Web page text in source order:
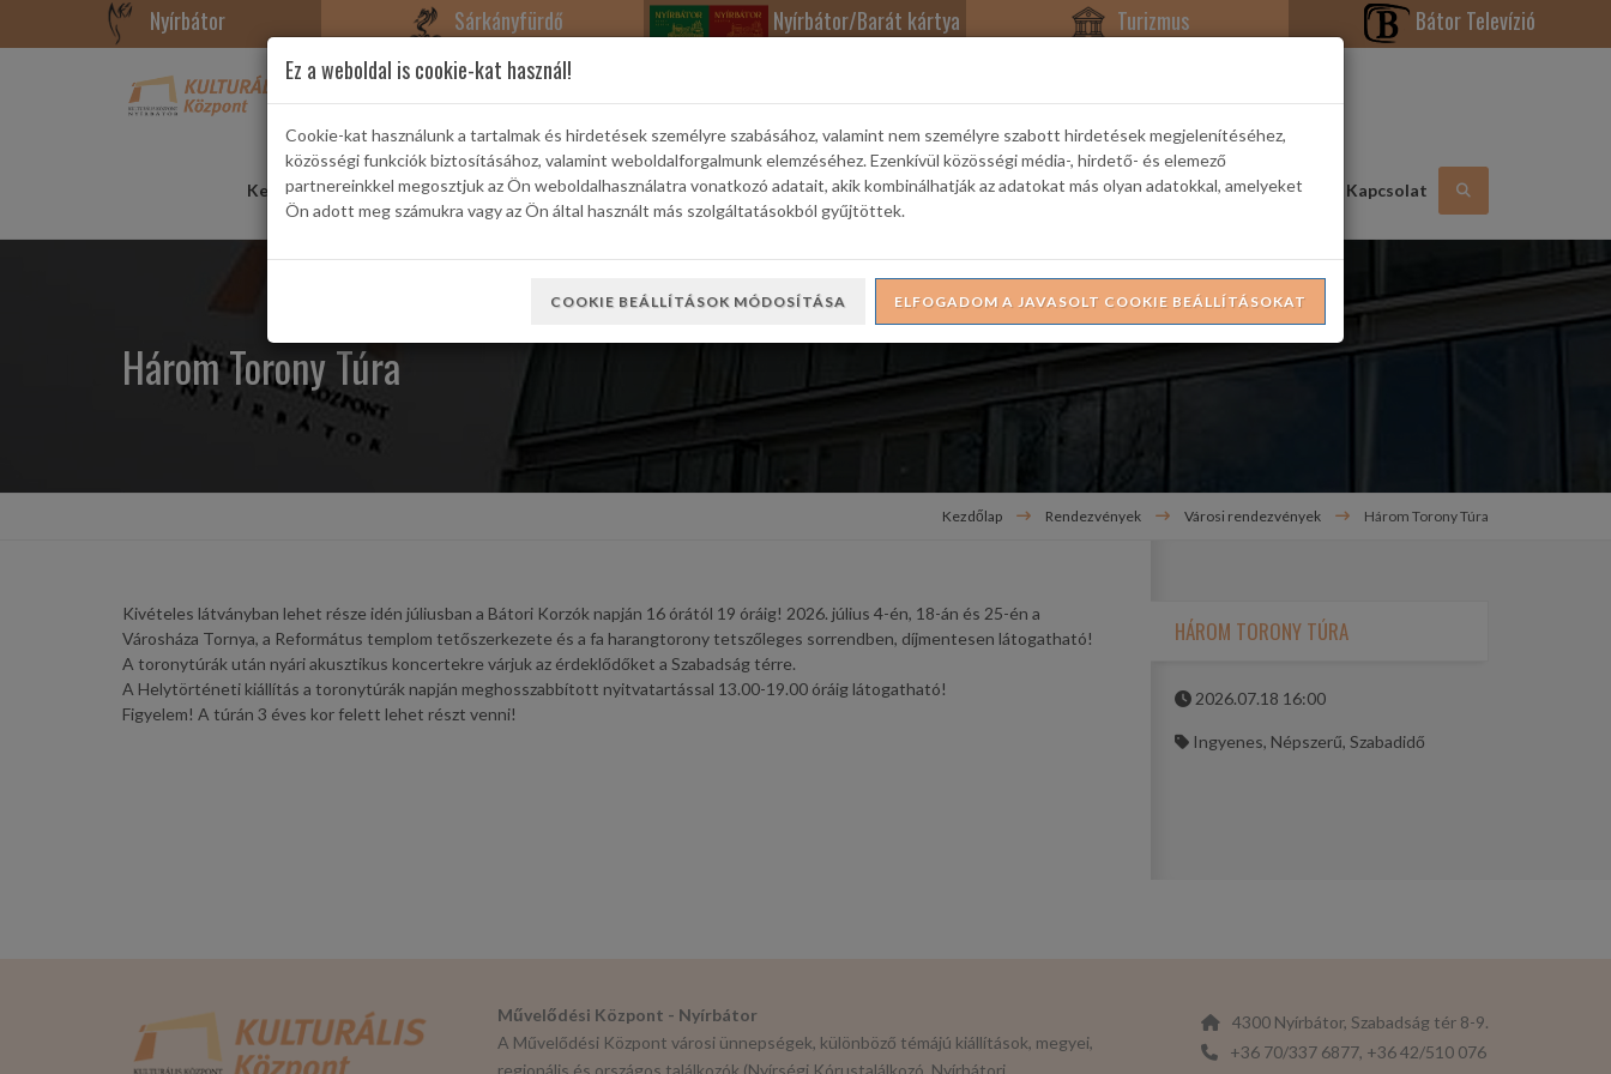
Nyírbátor Sárkányfürdő Nyírbátor/Barát kártya Turizmus Bátor Televízió
Kezdőlap Rendezvények Koncertek Színház Ifjúsági és Családi Kuckó Városi Galéria Hasznos információk Galéria Kapcsolat
Három Torony Túra
Kezdőlap Rendezvények Városi rendezvények Három Torony Túra
Kivételes látványban lehet része idén júliusban a Bátori Korzók napján 16 órától 19 óráig! 2026. július 4-én, 18-án és 25-én a
Városháza Tornya, a Református templom tetőszerkezete és a fa harangtorony tetszőleges sorrendben, díjmentesen látogatható!
A toronytúrák után nyári akusztikus koncertekre várjuk az érdeklődőket a Szabadság térre.
A Helytörténeti kiállítás a toronytúrák napján meghosszabbított nyitvatartással 13.00-19.00 óráig látogatható!
Figyelem! A túrán 3 éves kor felett lehet részt venni!
HÁROM TORONY TÚRA
2026.07.18 16:00
Ingyenes, Népszerű, Szabadidő
Művelődési Központ - Nyírbátor
A Művelődési Központ városi ünnepségek, különböző témájú kiállítások, megyei,
regionális és országos találkozók (Nyírségi Kórustalálkozó, Nyírbátori
4300 Nyírbátor, Szabadság tér 8-9.
+36 70/337 6877, +36 42/510 076
Ez a weboldal is cookie-kat használ!
Cookie-kat használunk a tartalmak és hirdetések személyre szabásához, valamint nem személyre szabott hirdetések megjelenítéséhez,
közösségi funkciók biztosításához, valamint weboldalforgalmunk elemzéséhez. Ezenkívül közösségi média-, hirdető- és elemező
partnereinkkel megosztjuk az Ön weboldalhasználatra vonatkozó adatait, akik kombinálhatják az adatokat más olyan adatokkal, amelyeket
Ön adott meg számukra vagy az Ön által használt más szolgáltatásokból gyűjtöttek.
COOKIE BEÁLLÍTÁSOK MÓDOSÍTÁSA ELFOGADOM A JAVASOLT COOKIE BEÁLLÍTÁSOKAT